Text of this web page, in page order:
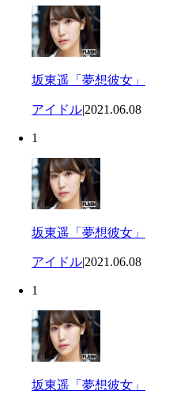
坂東遥「夢想彼女」
アイドル|2021.06.08
1
坂東遥「夢想彼女」
アイドル|2021.06.08
1
坂東遥「夢想彼女」